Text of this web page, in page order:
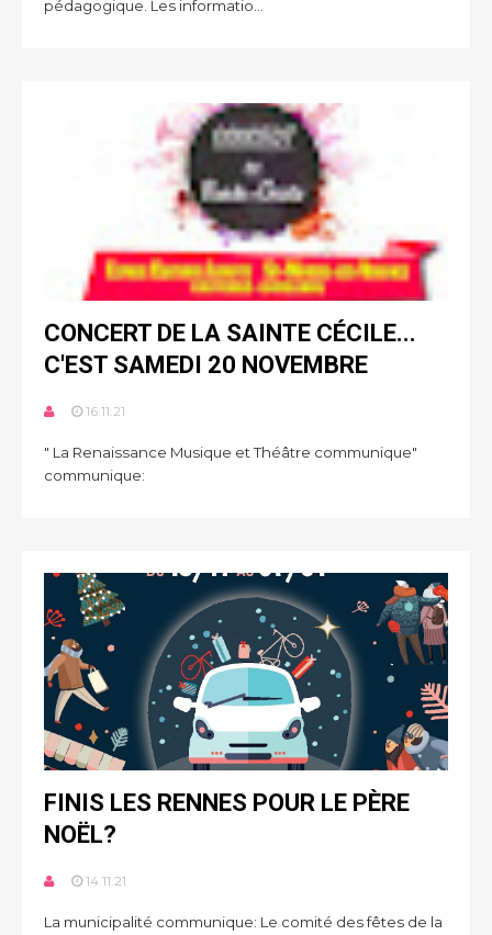
pédagogique. Les informatio...
CONCERT DE LA SAINTE CÉCILE...
C'EST SAMEDI 20 NOVEMBRE
16.11.21
" La Renaissance Musique et Théâtre communique"
communique:
FINIS LES RENNES POUR LE PÈRE
NOËL?
14.11.21
La municipalité communique: Le comité des fêtes de la